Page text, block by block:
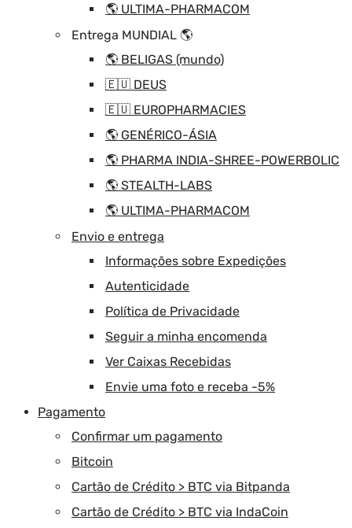
🌎 ULTIMA-PHARMACOM
Entrega MUNDIAL 🌎
🌎 BELIGAS (mundo)
🇪🇺 DEUS
🇪🇺 EUROPHARMACIES
🌎 GENÉRICO-ÁSIA
🌎 PHARMA INDIA-SHREE-POWERBOLIC
🌎 STEALTH-LABS
🌎 ULTIMA-PHARMACOM
Envio e entrega
Informações sobre Expedições
Autenticidade
Política de Privacidade
Seguir a minha encomenda
Ver Caixas Recebidas
Envie uma foto e receba -5%
Pagamento
Confirmar um pagamento
Bitcoin
Cartão de Crédito > BTC via Bitpanda
Cartão de Crédito > BTC via IndaCoin